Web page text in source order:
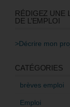
RÉDIGEZ UNE
DE L’EMPLOI
>Décrire mon
CATÉGORIES
brèves emploi
Emploi